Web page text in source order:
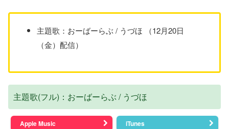
主題歌：おーばーらぶ / うづほ （12月20日
（金）配信）
主題歌(フル)：おーばーらぶ / うづほ
Apple Music
iTunes